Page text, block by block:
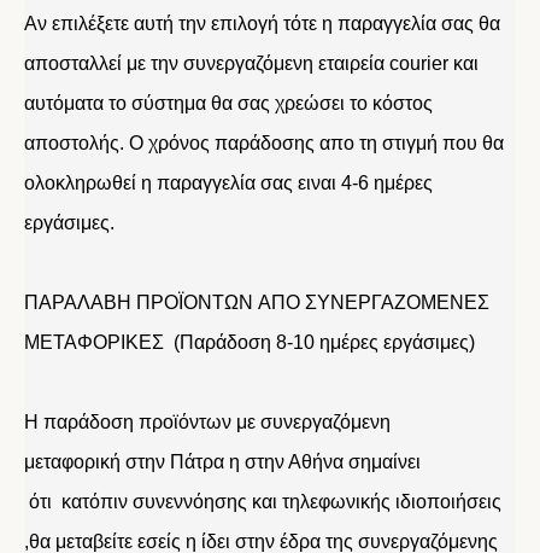
Αν επιλέξετε αυτή την επιλογή τότε η παραγγελία σας θα
αποσταλλεί με την συνεργαζόμενη εταιρεία courier και
αυτόματα το σύστημα θα σας χρεώσει το κόστος
αποστολής. Ο χρόνος παράδοσης απο τη στιγμή που θα
ολοκληρωθεί η παραγγελία σας ειναι 4-6 ημέρες
εργάσιμες.
ΠΑΡΑΛΑΒΗ ΠΡΟΪΟΝΤΩΝ ΑΠΟ ΣΥΝΕΡΓΑΖΟΜΕΝΕΣ
ΜΕΤΑΦΟΡΙΚΕΣ (Παράδοση 8-10 ημέρες εργάσιμες)
Η παράδοση προϊόντων με συνεργαζόμενη
μεταφορική στην Πάτρα η στην Αθήνα σημαίνει
ότι κατόπιν συνεννόησης και τηλεφωνικής ιδιοποιήσεις
,θα μεταβείτε εσείς η ίδει στην έδρα της συνεργαζόμενης